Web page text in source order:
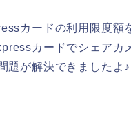
カードの利用限度額
カードでシェアカ
題が解決できましたよ♪